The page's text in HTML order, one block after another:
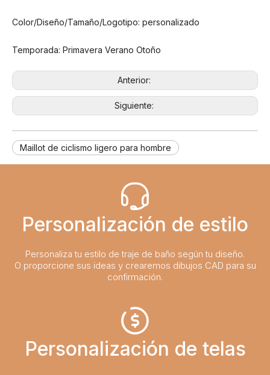
Color/Diseño/Tamaño/Logotipo: personalizado
Temporada: Primavera Verano Otoño
Anterior:
Siguiente:
Maillot de ciclismo ligero para hombre
Personalización de estilo
Personaliza tu estilo de traje de baño según tu diseño.
O proporcione sus ideas y crearemos dibujos CAD para su
confirmación.
Personalización de telas